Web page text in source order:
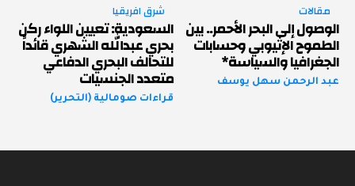
مقالات
الوصول إلى البحر الأحمر.. بين
الطموح الإثيوبي وحسابات
الجغرافيا والسياسة*
عبد الرحمن سهل يوسف
شرق افريقيا
السعودية: تعيين اللواء ركن
بحري عبدالله الشهري قائداً
للتحالف البحري الدفاعي
متعدد الجنسيات
قراءات صومالية (التحرير)